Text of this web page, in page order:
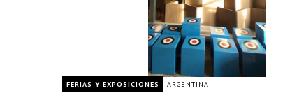
FERIAS Y EXPOSICIONES ARGENTINA